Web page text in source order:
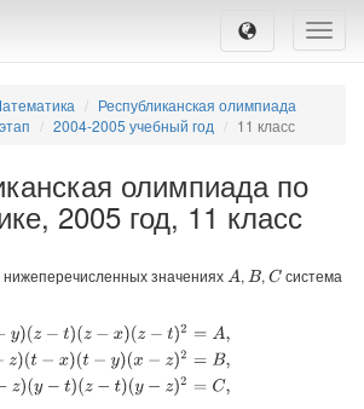
Toggle
Республиканская олимпиада
2004-2005 учебный год 11 класс
олимпиада по
2005 год, 11 класс
нижеперечисленных значенияхA , B ,C система
−t)(z−x)(z−t)2=A, (y−z)( t−x)(t− y)( x−z